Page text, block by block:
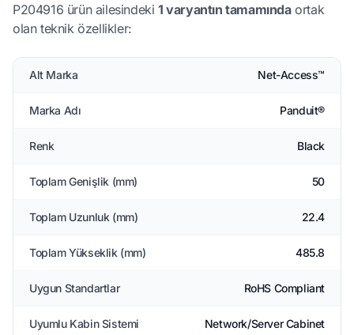
P204916 ürün ailesindeki 1 varyantın tamamındaortak
olan teknik özellikler:
Alt Marka Net-Access™
Marka Adı Panduit®
Renk Black
Toplam Genişlik (mm) 50
Toplam Uzunluk (mm) 22.4
Toplam Yükseklik (mm) 485.8
Uygun Standartlar RoHS Compliant
Uyumlu Kabin Sistemi Network/Server Cabinet